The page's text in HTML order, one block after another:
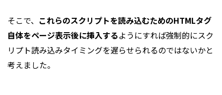
そこで、 これらのスクリプトを読み込むためのHTMLタグ
自体をページ表示後に挿入するようにすれば強制的にスク
リプト読み込みタイミングを遅らせられるのではないかと
考えました。